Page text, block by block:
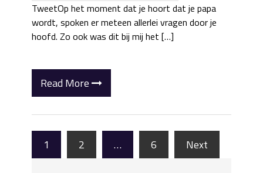
TweetOp het moment dat je hoort dat je papa
wordt, spoken er meteen allerlei vragen door je
hoofd. Zo ook was dit bij mij het […]
Read More
1 2 … 6 Next